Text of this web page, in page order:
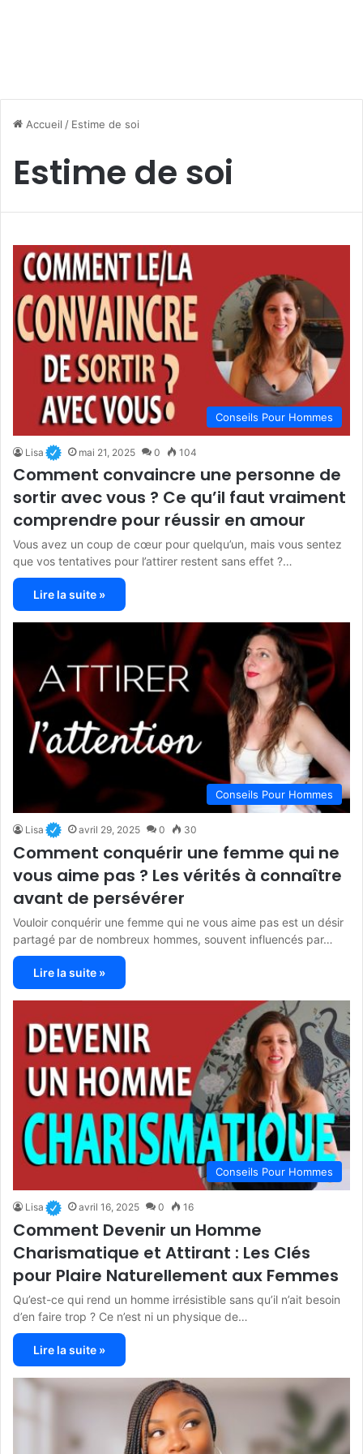
Accueil / Estime de soi
Estime de soi
Conseils Pour Hommes
Lisa mai 21, 2025 0 104
Comment convaincre une personne de
sortir avec vous ? Ce qu’il faut vraiment
comprendre pour réussir en amour
Vous avez un coup de cœur pour quelqu’un, mais vous sentez
que vos tentatives pour l’attirer restent sans effet ?…
Lire la suite »
Conseils Pour Hommes
Lisa avril 29, 2025 0 30
Comment conquérir une femme qui ne
vous aime pas ? Les vérités à connaître
avant de persévérer
Vouloir conquérir une femme qui ne vous aime pas est un désir
partagé par de nombreux hommes, souvent influencés par…
Lire la suite »
Conseils Pour Hommes
Lisa avril 16, 2025 0 16
Comment Devenir un Homme
Charismatique et Attirant : Les Clés
pour Plaire Naturellement aux Femmes
Qu’est-ce qui rend un homme irrésistible sans qu’il n’ait besoin
d’en faire trop ? Ce n’est ni un physique de…
Lire la suite »